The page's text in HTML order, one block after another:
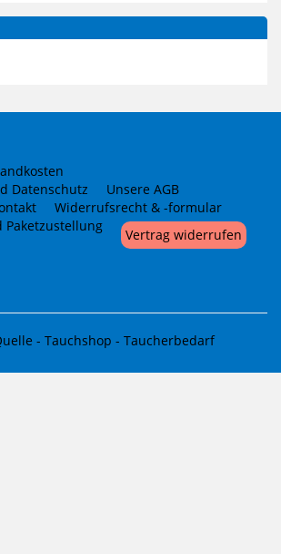
Datenschutz
Unsere AGB
Widerrufsrecht & -formular
Paketzustellung
Vertrag widerrufen
- Tauchshop - Taucherbedarf